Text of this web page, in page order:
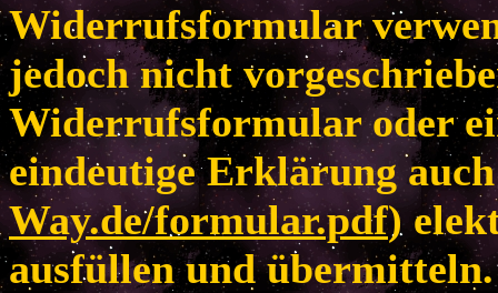
Widerrufsformular
jedoch nicht
Widerrufsformular oder
eindeutige Erklärung
Way.de/formular.pdf)
ausfüllen und